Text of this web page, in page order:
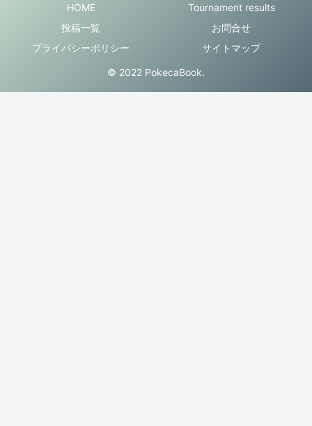
HOME
Tournament results
投稿一覧
お問合せ
プライバシーポリシー
サイトマップ
© 2022 PokecaBook.